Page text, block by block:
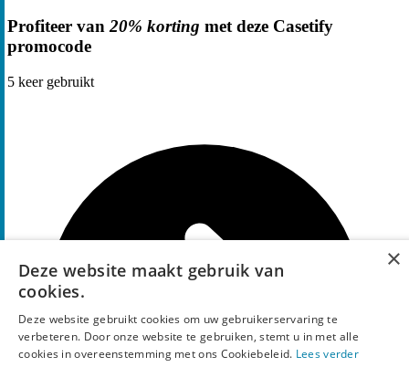
Profiteer van 20% korting met deze Casetify
promocode
5 keer gebruikt
×
Deze website maakt gebruik van
cookies.
Deze website gebruikt cookies om uw gebruikerservaring te
verbeteren. Door onze website te gebruiken, stemt u in met alle
cookies in overeenstemming met ons Cookiebeleid. Lees verder